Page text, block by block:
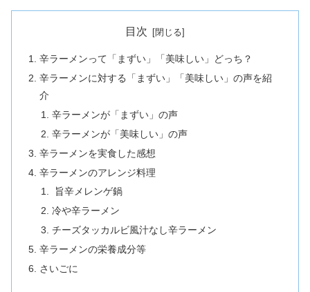
目次
辛ラーメンって「まずい」「美味しい」どっち？
辛ラーメンに対する「まずい」「美味しい」の声を紹
介
辛ラーメンが「まずい」の声
辛ラーメンが「美味しい」の声
辛ラーメンを実食した感想
辛ラーメンのアレンジ料理
旨辛メレンゲ鍋
冷や辛ラーメン
チーズタッカルビ風汁なし辛ラーメン
辛ラーメンの栄養成分等
さいごに